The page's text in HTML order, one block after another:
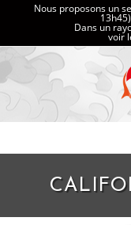
Nous proposons un
Dans un
voir